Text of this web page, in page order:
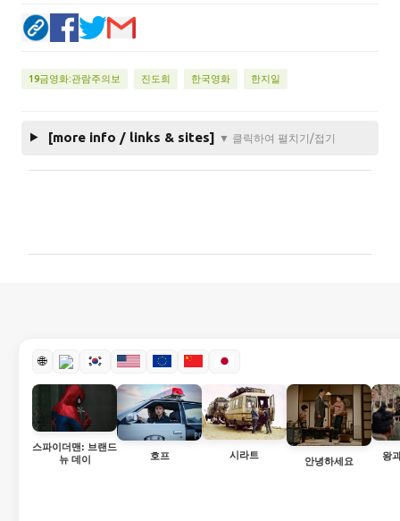
19금영화:관람주의보 진도희 한국영화 한지일
[more info / links & sites] ▼ 클릭하여 펼치기/접기
🌐
스파이더맨: 브랜드
뉴 데이
호프 시라트
안녕하세요
왕